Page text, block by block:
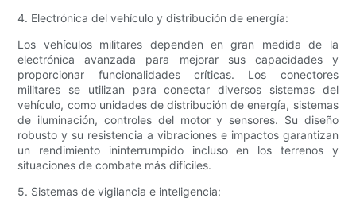
4. Electrónica del vehículo y distribución de energía:
Los vehículos militares dependen en gran medida de la
electrónica avanzada para mejorar sus capacidades y
proporcionar funcionalidades críticas. Los conectores
militares se utilizan para conectar diversos sistemas del
vehículo, como unidades de distribución de energía, sistemas
de iluminación, controles del motor y sensores. Su diseño
robusto y su resistencia a vibraciones e impactos garantizan
un rendimiento ininterrumpido incluso en los terrenos y
situaciones de combate más difíciles.
5. Sistemas de vigilancia e inteligencia: